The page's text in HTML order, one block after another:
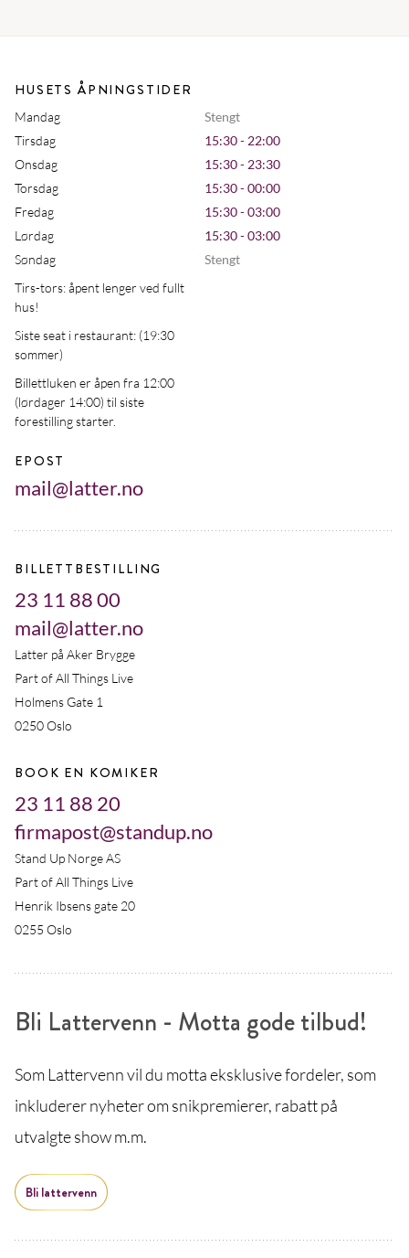
HUSETS ÅPNINGSTIDER
Mandag
Stengt
Tirsdag
15:30 - 22:00
Onsdag
15:30 - 23:30
Torsdag
15:30 - 00:00
Fredag
15:30 - 03:00
Lørdag
15:30 - 03:00
Søndag
Stengt
Tirs-tors: åpent lenger ved fullt
hus!
Siste seat i restaurant: (19:30
sommer)
Billettluken er åpen fra 12:00
(lørdager 14:00) til siste
forestilling starter.
EPOST
mail@latter.no
BILLETTBESTILLING
23 11 88 00
mail@latter.no
Latter på Aker Brygge
Part of All Things Live
Holmens Gate 1
0250 Oslo
BOOK EN KOMIKER
23 11 88 20
firmapost@standup.no
Stand Up Norge AS
Part of All Things Live
Henrik Ibsens gate 20
0255 Oslo
Bli Lattervenn - Motta gode tilbud!
Som Lattervenn vil du motta eksklusive fordeler, som
inkluderer nyheter om snikpremierer, rabatt på
utvalgte show m.m.
Bli lattervenn